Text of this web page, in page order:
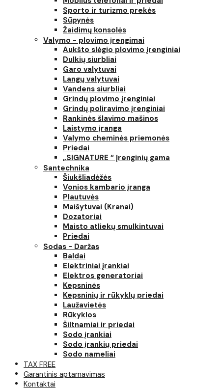
Sporto ir turizmo prekės
Sūpynės
Žaidimų konsolės
Valymo - plovimo įrengimai
Aukšto slėgio plovimo įrenginiai
Dulkių siurbliai
Garo valytuvai
Langų valytuvai
Vandens siurbliai
Grindų plovimo įrenginiai
Grindų poliravimo įrenginiai
Rankinės šlavimo mašinos
Laistymo įranga
Valymo cheminės priemonės
Priedai
„SIGNATURE “ Įrenginių gama
Santechnika
Šiukšliadėžės
Vonios kambario įranga
Plautuvės
Maišytuvai (Kranai)
Dozatoriai
Maisto atliekų smulkintuvai
Priedai
Sodas - Daržas
Baldai
Elektriniai įrankiai
Elektros generatoriai
Kepsninės
Kepsninių ir rūkyklų priedai
Laužavietės
Rūkyklos
Šiltnamiai ir priedai
Sodo įrankiai
Sodo įrankių priedai
Sodo nameliai
TAX FREE
Garantinis aptarnavimas
Kontaktai